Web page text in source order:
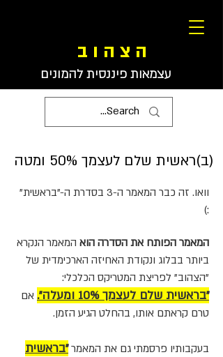
עצמאות פיננסית להמונים
ה צ ה ו ב
(ב)ראשית שלם לעצמך 50% ומטה
וואו. זה כבר המאמר ה-3 בסדרת ה-"בראשית"
:)
המאמר הפותח את הסדרה הוא המאמר הנקרא
ביותר בבלוג ונקודת האחיזה הארכימדית של
"הצהוב" לפריצת המטריקס הכלכלי:
"בראשית שלם לעצמך 10% ומעלה".
אם
טרם קראתם אותו, בהחלט הגיע הזמן.
בעקבותיו פרסמתי גם את המאמר"בראשית